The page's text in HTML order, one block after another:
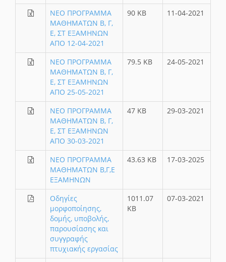
ΝΕΟ ΠΡΟΓΡΑΜΜΑ
ΜΑΘΗΜΑΤΩΝ Β, Γ,
Ε, ΣΤ ΕΞΑΜΗΝΩΝ
ΑΠΟ 12-04-2021
90 KB 11-04-2021
ΝΕΟ ΠΡΟΓΡΑΜΜΑ
ΜΑΘΗΜΑΤΩΝ Β, Γ,
Ε, ΣΤ ΕΞΑΜΗΝΩΝ
ΑΠΟ 25-05-2021
79.5 KB 24-05-2021
ΝΕΟ ΠΡΟΓΡΑΜΜΑ
ΜΑΘΗΜΑΤΩΝ Β, Γ,
Ε, ΣΤ ΕΞΑΜΗΝΩΝ
ΑΠΟ 30-03-2021
47 KB 29-03-2021
ΝΕΟ ΠΡΟΓΡΑΜΜΑ
ΜΑΘΗΜΑΤΩΝ Β,Γ,Ε
ΕΞΑΜΗΝΩΝ
43.63 KB 17-03-2025
Οδηγίες
μορφοποίησης,
δομής, υποβολής,
παρουσίασης και
συγγραφής
πτυχιακής εργασίας
1011.07
KB
07-03-2021